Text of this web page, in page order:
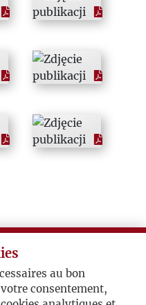
1968
1969
1970
1971
1975
au bon
consentement,